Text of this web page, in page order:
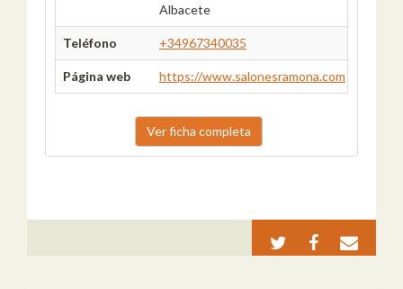
Albacete
Teléfono +34967340035
Página web https://www.salonesramona.com
Ver ficha completa